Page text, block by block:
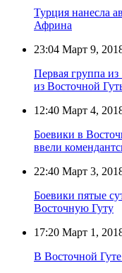
Турция нанесла
Африна
23:04 Март 9,
Первая группа из
из Восточной
12:40 Март 4,
Боевики в
ввели
22:40 Март 3,
Боевики пятые
Восточную Гуту
17:20 Март 1,
В Восточной Гуте